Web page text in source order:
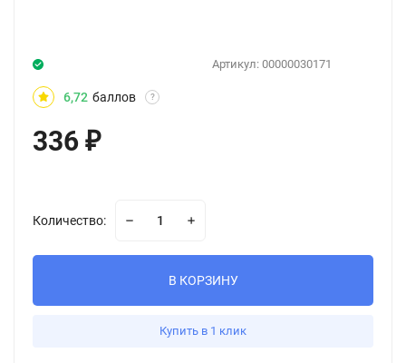
Артикул: 00000030171
6,72 баллов ?
336 ₽
Количество:
В КОРЗИНУ
Купить в 1 клик